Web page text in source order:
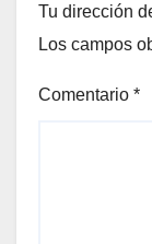
Tu dirección
Los campos
Comentario *